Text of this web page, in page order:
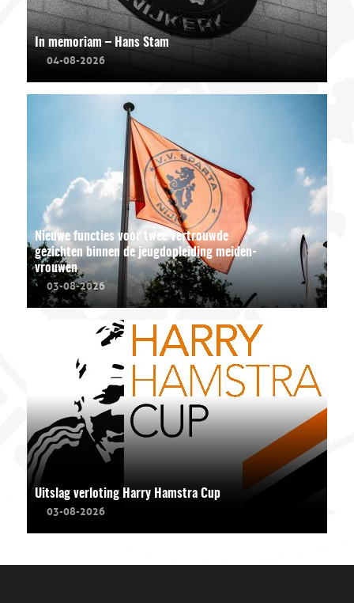
In memoriam – Hans Stam
04-08-2026
Nieuwe functies voor twee vertrouwde
gezichten binnen de jeugdopleiding meiden-
vrouwen
03-08-2026
Uitslag verloting Harry Hamstra Cup
03-08-2026